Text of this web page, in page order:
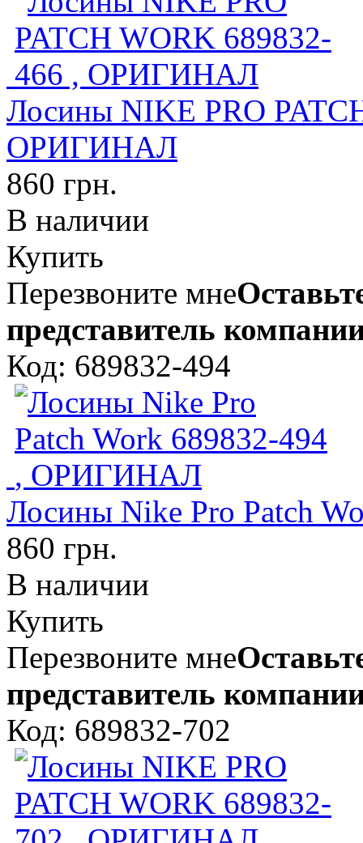
Лосины NIKE PRO
ОРИГИНАЛ
860 грн.
В наличии
Купить
Перезвоните мне
представитель
Код: 689832-494
Лосины Nike Pro Patch
860 грн.
В наличии
Купить
Перезвоните мне
представитель
Код: 689832-702